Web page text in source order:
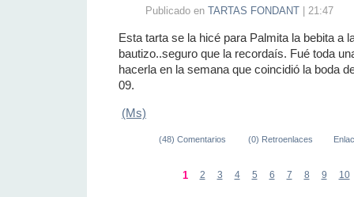
Publicado en TARTAS FONDANT| 21:47
Esta tarta se la hicé para Palmita la bebita a
bautizo..seguro que la recordaís. Fué toda
hacerla en la semana que coincidió la boda
09.
(Ms)
(48) Comentarios (0) Retroenlaces
1 2 3 4 5 6 7 8 9 10